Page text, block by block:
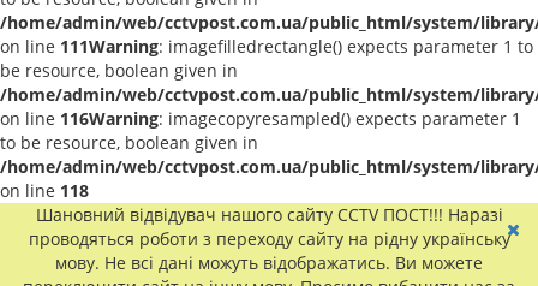
/home/admin/web/cctvpost.com.ua/public_html/system/
on line 111Warning: imagefilledrectangle() expects parameter 1 to
be resource, boolean given in
/home/admin/web/cctvpost.com.ua/public_html/system/
on line 116Warning: imagecopyresampled() expects parameter 1
to be resource, boolean given in
/home/admin/web/cctvpost.com.ua/public_html/system/
on line 118
Шановний відвідувач нашого сайту CCTV ПОСТ!!! Наразі
проводяться роботи з переходу сайту на рідну українську
мову. Не всі дані можуть відображатись. Ви можете